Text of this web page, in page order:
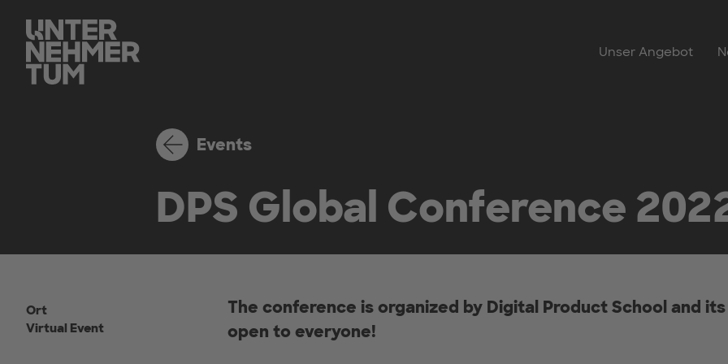
Unser Angebot
Events
DPS Global Conference
Ort
Virtual Event
The conference is organized by Digital Product School and
open to everyone!